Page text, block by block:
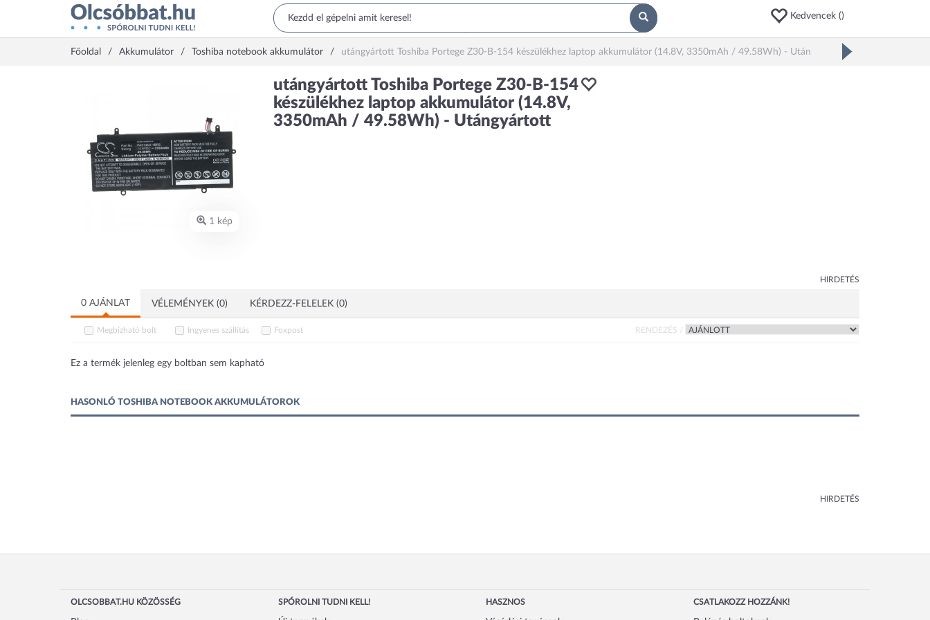
Kedvencek ()
Főoldal Akkumulátor Toshiba notebook akkumulátor utángyártott Toshiba Portege Z30-B-154 készülékhez laptop akkumulátor (14.8V, 3350mAh / 49.58Wh) - Utángyártott
1 kép
utángyártott Toshiba Portege Z30-B-154
készülékhez laptop akkumulátor (14.8V,
3350mAh / 49.58Wh) - Utángyártott
HIRDETÉS
0 AJÁNLAT VÉLEMÉNYEK (0) KÉRDEZZ-FELELEK (0)
Megbízható bolt Ingyenes szállítás Foxpost RENDEZÉS /
Ez a termék jelenleg egy boltban sem kapható
HASONLÓ TOSHIBA NOTEBOOK AKKUMULÁTOROK
HIRDETÉS
OLCSOBBAT.HU KÖZÖSSÉG SPÓROLNI TUDNI KELL! HASZNOS CSATLAKOZZ HOZZÁNK!